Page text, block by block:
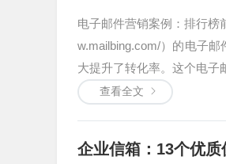
电子邮件营销案例：排行榜
w.mailbing.com/）的电子
大提升了转化率。这个电子
查看全文
企业信箱：13个优